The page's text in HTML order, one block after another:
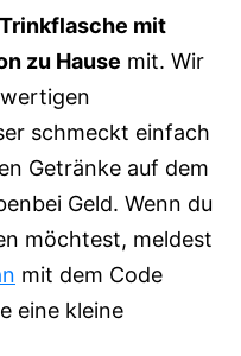
Trinkflasche mit
zu Hause mit. Wir
schmeckt einfach
Getränke auf dem
Geld. Wenn du
möchtest, meldest
mit dem Code
eine kleine